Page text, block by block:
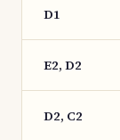
D1
E2, D2
D2, C2